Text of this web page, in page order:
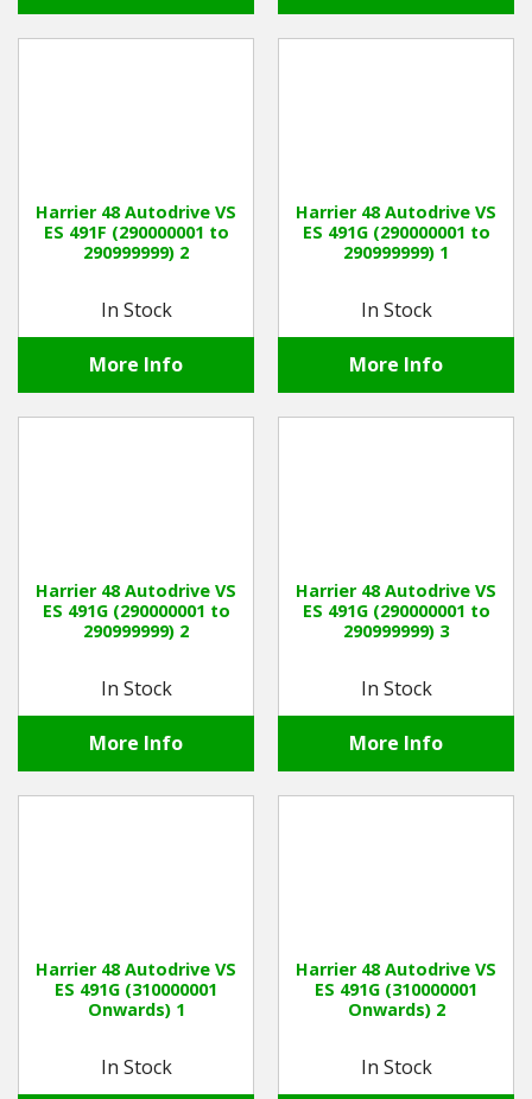
Harrier 48 Autodrive VS
ES 491F (290000001 to
290999999) 2
In Stock
More Info
Harrier 48 Autodrive VS
ES 491G (290000001 to
290999999) 1
In Stock
More Info
Harrier 48 Autodrive VS
ES 491G (290000001 to
290999999) 2
In Stock
More Info
Harrier 48 Autodrive VS
ES 491G (290000001 to
290999999) 3
In Stock
More Info
Harrier 48 Autodrive VS
ES 491G (310000001
Onwards) 1
In Stock
Harrier 48 Autodrive VS
ES 491G (310000001
Onwards) 2
In Stock